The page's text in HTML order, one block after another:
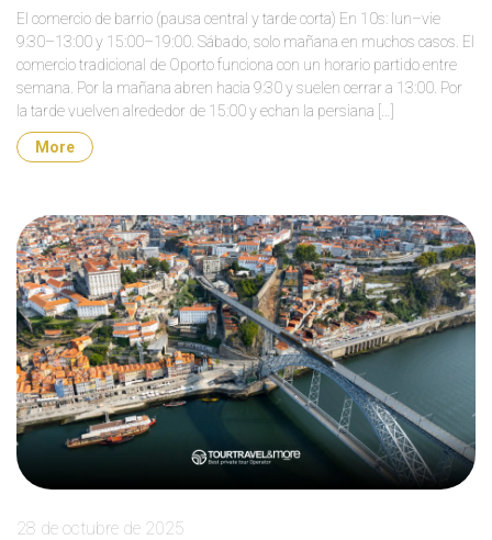
El comercio de barrio (pausa central y tarde corta) En 10s: lun–vie
9:30–13:00 y 15:00–19:00. Sábado, solo mañana en muchos casos. El
comercio tradicional de Oporto funciona con un horario partido entre
semana. Por la mañana abren hacia 9:30 y suelen cerrar a 13:00. Por
la tarde vuelven alrededor de 15:00 y echan la persiana […]
More
28 de octubre de 2025